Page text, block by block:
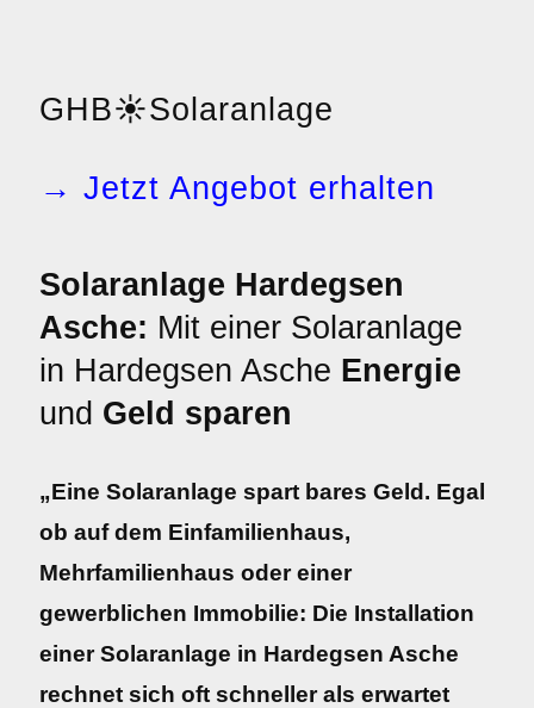
GHB☀️Solaranlage
→ Jetzt Angebot erhalten
Solaranlage Hardegsen
Asche: Mit einer Solaranlage
in Hardegsen Asche Energie
und Geld sparen
„Eine Solaranlage spart bares Geld. Egal
ob auf dem Einfamilienhaus,
Mehrfamilienhaus oder einer
gewerblichen Immobilie: Die Installation
einer Solaranlage in Hardegsen Asche
rechnet sich oft schneller als erwartet